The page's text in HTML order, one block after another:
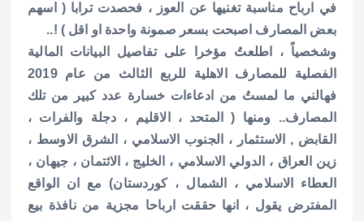
في ارباح مناسبة تغنيها عن العوز ، فحصدت ترابا ( اسهم
بعض المصارف اصبحت بسعر صمونة واحدة او اقل ) !..
وشخصياً ، اطلعتُ مؤخرا على تفاصيل البيانات المالية
الفصلية للمصارف الاهلية للربع الثالث من عام 2019
فهالني ما لمستُ من ادعاءات خسارة عدد كبير من تلك
المصارف.. ومنها ( المتحد ، الاقليم ، دجلة والفرات ،
القابض , الاستثمار ، الجنوب الاسلامي ، الشرق الاوسط ،
زين العراق ، الدولي الاسلامي ، الخليج ، الائتمان ، جيهان ،
العطاء الاسلامي ، الشمال ، كوردستان) مع ان الواقع
المفترض يقول ، انها حققت ارباحا مجزية من نافذة بيع